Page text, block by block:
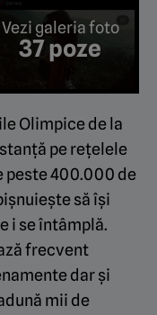
Vezi galeria foto
37 poze
Olimpice de la
pe rețelele
peste 400.000 de
să își
i se întâmplă.
frecvent
dar și
mii de